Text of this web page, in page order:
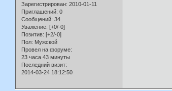
Зарегистрирован: 2010-01-11
Приглашений: 0
Сообщений: 34
Уважение: [+0/-0]
Позитив: [+2/-0]
Пол: Мужской
Провел на форуме:
23 часа 43 минуты
Последний визит:
2014-03-24 18:12:50